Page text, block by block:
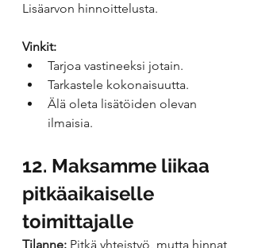
Lisäarvon hinnoittelusta.
Vinkit:
Tarjoa vastineeksi jotain.
Tarkastele kokonaisuutta.
Älä oleta lisätöiden olevan
ilmaisia.
12. Maksamme liikaa
pitkäaikaiselle
toimittajalle
Tilanne: Pitkä yhteistyö, mutta hinnat